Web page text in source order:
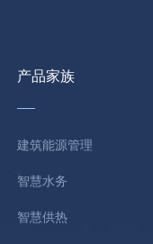
产品家族
建筑能源管理
智慧水务
智慧供热